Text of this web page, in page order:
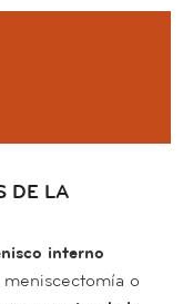
DE LA
interno
o